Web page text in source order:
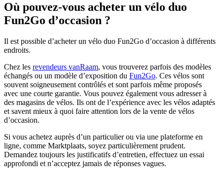
Où pouvez-vous acheter un vélo duo
Fun2Go d’occasion ?
Il est possible d’acheter un vélo duo Fun2Go d’occasion à différents
endroits.
Chez les revendeurs vanRaam, vous trouverez parfois des modèles
échangés ou un modèle d’exposition du Fun2Go. Ces vélos sont
souvent soigneusement contrôlés et sont parfois même proposés
avec une courte garantie. Vous pouvez également vous adresser à
des magasins de vélos. Ils ont de l’expérience avec les vélos adaptés
et savent mieux à quoi faire attention lors de la vente de vélos
d’occasion.
Si vous achetez auprès d’un particulier ou via une plateforme en
ligne, comme Marktplaats, soyez particulièrement prudent.
Demandez toujours les justificatifs d’entretien, effectuez un essai
approfondi et n’acceptez jamais de réponses vagues.